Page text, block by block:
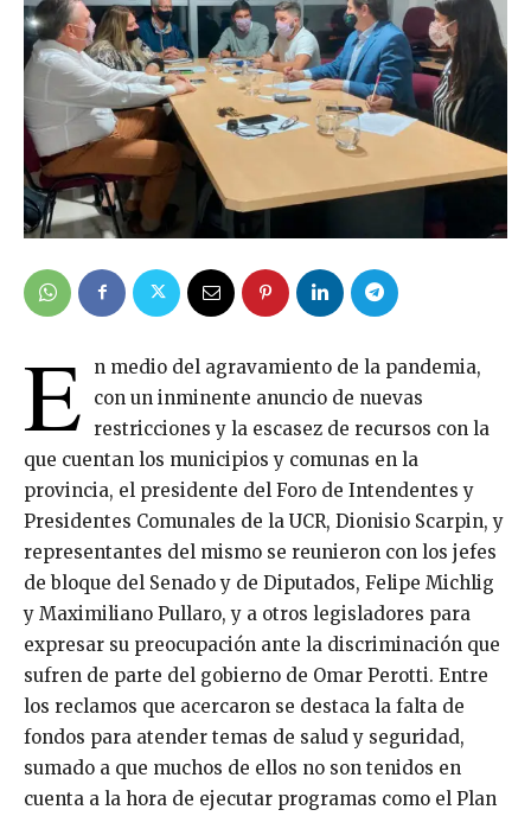
E
n medio del agravamiento de la pandemia,
con un inminente anuncio de nuevas
restricciones y la escasez de recursos con la
que cuentan los municipios y comunas en la
provincia, el presidente del Foro de Intendentes y
Presidentes Comunales de la UCR, Dionisio Scarpin, y
representantes del mismo se reunieron con los jefes
de bloque del Senado y de Diputados, Felipe Michlig
y Maximiliano Pullaro, y a otros legisladores para
expresar su preocupación ante la discriminación que
sufren de parte del gobierno de Omar Perotti. Entre
los reclamos que acercaron se destaca la falta de
fondos para atender temas de salud y seguridad,
sumado a que muchos de ellos no son tenidos en
cuenta a la hora de ejecutar programas como el Plan